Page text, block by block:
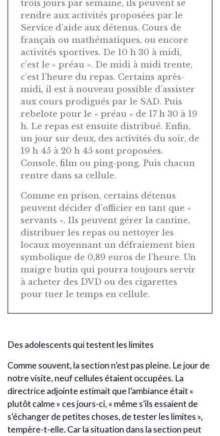
trois jours par semaine, ils peuvent se
rendre aux activités proposées par le
Service d’aide aux détenus. Cours de
français ou mathématiques, ou encore
activités sportives. De 10 h 30 à midi,
c’est le « préau ». De midi à midi trente,
c’est l’heure du repas. Certains après-
midi, il est à nouveau possible d’assister
aux cours prodigués par le SAD. Puis
rebelote pour le « préau » de 17 h 30 à 19
h. Le repas est ensuite distribué. Enfin,
un jour sur deux, des activités du soir, de
19 h 45 à 20 h 45 sont proposées.
Console, film ou ping-pong. Puis chacun
rentre dans sa cellule.
Comme en prison, certains détenus
peuvent décider d’officier en tant que «
servants ». Ils peuvent gérer la cantine,
distribuer les repas ou nettoyer les
locaux moyennant un défraiement bien
symbolique de 0,89 euros de l’heure. Un
maigre butin qui pourra toujours servir
à acheter des DVD ou des cigarettes
pour tuer le temps en cellule.
Des adolescents qui testent les limites
Comme souvent, la section n’est pas pleine. Le jour de
notre visite, neuf cellules étaient occupées. La
directrice adjointe estimait que l’ambiance était «
plutôt calme » ces jours-ci, « même s’ils essaient de
s’échanger de petites choses, de tester les limites »,
tempère-t-elle. Car la situation dans la section peut